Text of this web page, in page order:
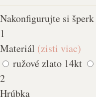
Nakonfigurujte si šperk
1
Materiál (zisti viac)
ružové zlato 14kt
2
Hrúbka